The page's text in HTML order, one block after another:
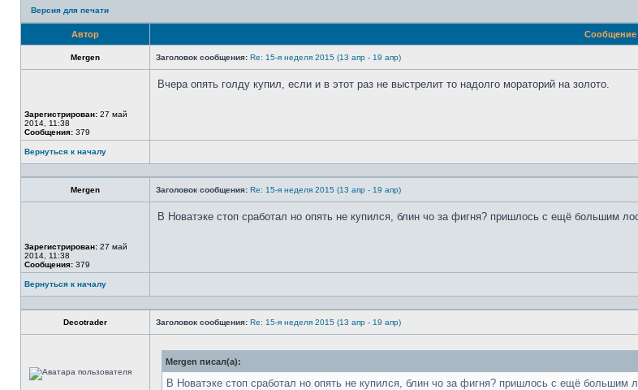
Версия для печати
Автор Сообщение
Mergen Заголовок сообщения: Re: 15-я неделя 2015 (13 апр - 19 апр)
сети
Зарегистрирован: 27 май
2014, 11:38
Сообщения: 379
Вчера опять голду купил, если и в этот раз не выстрелит то надолго мораторий на золото.
Вернуться к началу
Профиль
Mergen Заголовок сообщения: Re: 15-я неделя 2015 (13 апр - 19 апр)
сети
Зарегистрирован: 27 май
2014, 11:38
Сообщения: 379
В Новатэке стоп сработал но опять не купился, блин чо за фигня? пришлось с ещё большим
Вернуться к началу
Профиль
Decotrader Заголовок сообщения: Re: 15-я неделя 2015 (13 апр - 19 апр)
в
Mergen писал(а):
В Новатэке стоп сработал но опять не купился, блин чо за фигня? пришлось с ещё большим